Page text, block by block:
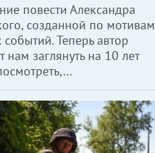
повести Александра
созданной по мотивам
Теперь автор
нам заглянуть на 10 лет